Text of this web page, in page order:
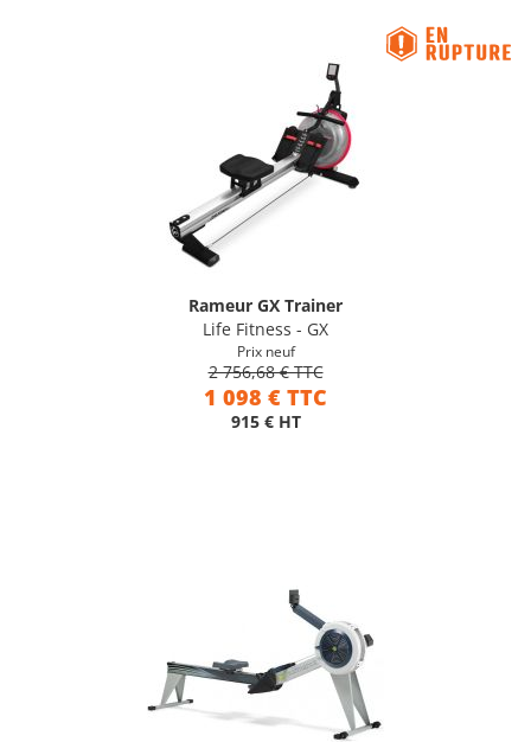
Rameur GX Trainer
Life Fitness - GX
Prix neuf
2 756,68 € TTC
1 098 € TTC
915 € HT